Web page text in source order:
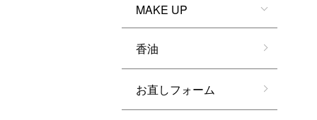
MAKE UP
香油
お直しフォーム